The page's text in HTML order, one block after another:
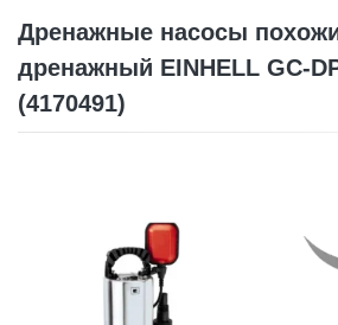
Дренажные насосы
дренажный EINHELL GC-
(4170491)